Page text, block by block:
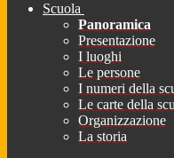
Scuola
Panoramica
Presentazione
I luoghi
Le persone
I numeri della
Le carte della
Organizzazione
La storia